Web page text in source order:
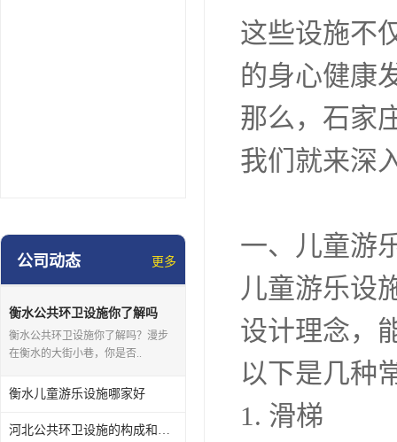
公司动态 更多
衡水公共环卫设施你了解吗
衡水公共环卫设施你了解吗？漫步
在衡水的大街小巷，你是否..
衡水儿童游乐设施哪家好
河北公共环卫设施的构成和应用你知道多少？
这些设施不
的身心健康
那么，石家
我们就来深
一、儿童游
儿童游乐设
设计理念，
以下是几种
1. 滑梯